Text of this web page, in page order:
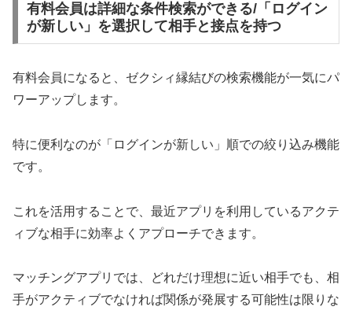
有料会員は詳細な条件検索ができる/「ログイン
が新しい」を選択して相手と接点を持つ
有料会員になると、ゼクシィ縁結びの検索機能が一気にパ
ワーアップします。
特に便利なのが「ログインが新しい」順での絞り込み機能
です。
これを活用することで、最近アプリを利用しているアクテ
ィブな相手に効率よくアプローチできます。
マッチングアプリでは、どれだけ理想に近い相手でも、相
手がアクティブでなければ関係が発展する可能性は限りな